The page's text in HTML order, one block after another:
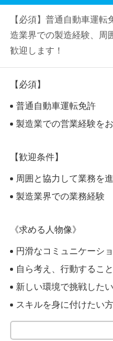
【必須】普通自動車運
造業界での製造経験、周
歓迎します！
【必須】
普通自動車運転免許
製造業での営業経験を
【歓迎条件】
周囲と協力して業務を
製造業界での業務経験
《求める人物像》
円滑なコミュニケーシ
自ら考え、行動するこ
新しい環境で挑戦した
スキルを身に付けたい方